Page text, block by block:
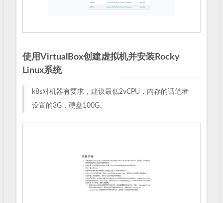
使用VirtualBox创建虚拟机并安装Rocky
Linux系统
k8s对机器有要求，建议最低2vCPU，内存的话笔者
设置的3G，硬盘100G。